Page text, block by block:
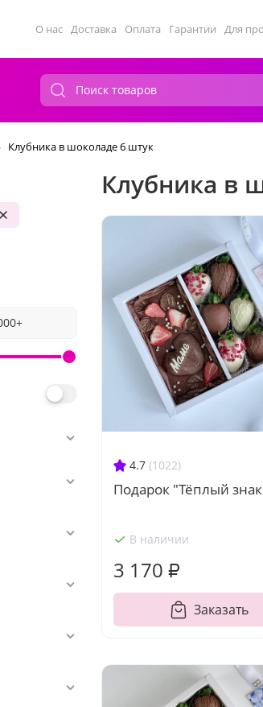
О нас Доставка Оплата Гарантии Для
Клубника в шоколаде 6 штук
Клубника в
4.7 (1022)
Подарок "Тёплый
В наличии
3 170 ₽
Заказать